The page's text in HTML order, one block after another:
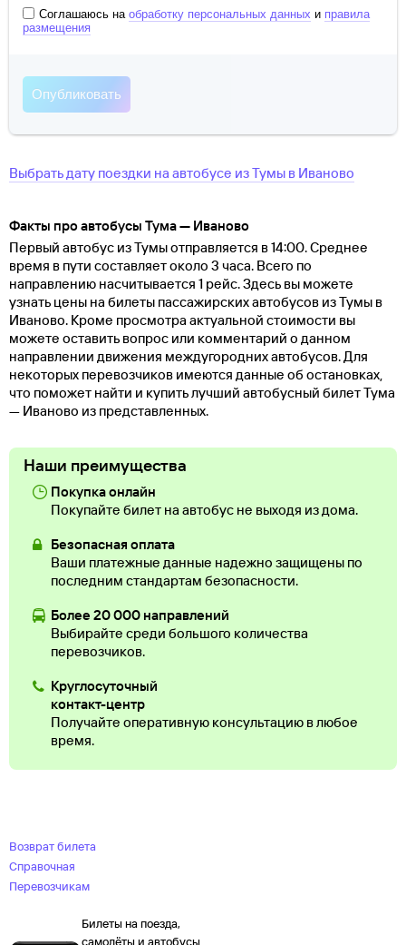
Соглашаюсь на обработку персональных данных и правила
размещения
Выбрать дату поездки на автобусе изТумы в Иваново
Факты про автобусы Тума — Иваново
Первый автобус из Тумы отправляется в 14:00. Среднее
время в пути составляет около 3 часа. Всего по
направлению насчитывается 1 рейс. Здесь вы можете
узнать цены на билеты пассажирских автобусов из Тумы в
Иваново. Кроме просмотра актуальной стоимости вы
можете оставить вопрос или комментарий о данном
направлении движения междугородних автобусов. Для
некоторых перевозчиков имеются данные об остановках,
что поможет найти и купить лучший автобусный билет Тума
— Иваново из представленных.
Наши преимущества
Покупка онлайн
Покупайте билет на автобус не выходя из дома.
Безопасная оплата
Ваши платежные данные надежно защищены по
последним стандартам безопасности.
Более 20 000 направлений
Выбирайте среди большого количества
перевозчиков.
Круглосуточный
контакт-центр
Получайте оперативную консультацию в любое
время.
Возврат билета
Справочная
Перевозчикам
Билеты на поезда,
самолёты и автобусы